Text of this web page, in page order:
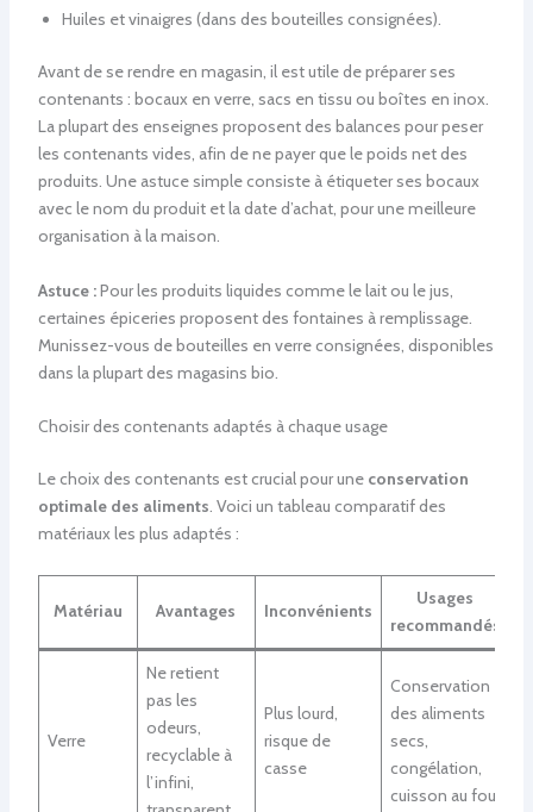
Huiles et vinaigres (dans des bouteilles consignées).
Avant de se rendre en magasin, il est utile de préparer ses
contenants : bocaux en verre, sacs en tissu ou boîtes en inox.
La plupart des enseignes proposent des balances pour peser
les contenants vides, afin de ne payer que le poids net des
produits. Une astuce simple consiste à étiqueter ses bocaux
avec le nom du produit et la date d’achat, pour une meilleure
organisation à la maison.
Astuce :Pour les produits liquides comme le lait ou le jus,
certaines épiceries proposent des fontaines à remplissage.
Munissez-vous de bouteilles en verre consignées, disponibles
dans la plupart des magasins bio.
Choisir des contenants adaptés à chaque usage
Le choix des contenants est crucial pour une conservation
optimale des aliments. Voici un tableau comparatif des
matériaux les plus adaptés :
Matériau Avantages Inconvénients
Usages
recommandés
Verre
Ne retient
pas les
odeurs,
recyclable à
l’infini,
Plus lourd,
risque de
casse
Conservation
des aliments
secs,
congélation,
cuisson au four